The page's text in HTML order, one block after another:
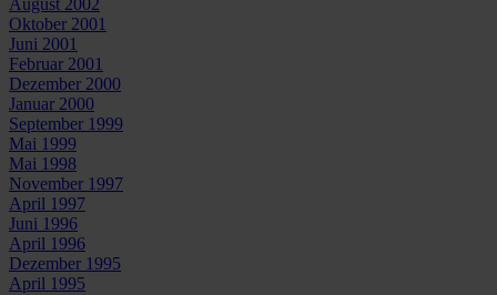
Oktober 2001
Juni 2001
Februar 2001
Dezember 2000
Januar 2000
September 1999
Mai 1999
Mai 1998
November 1997
April 1997
Juni 1996
April 1996
Dezember 1995
April 1995